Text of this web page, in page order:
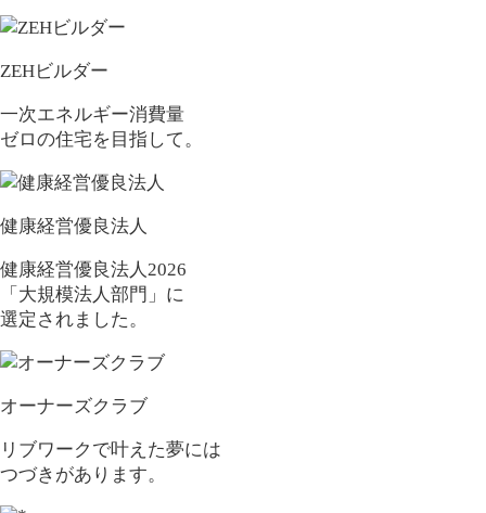
ZEHビルダー
一次エネルギー消費量
ゼロの住宅を目指して。
健康経営優良法人
健康経営優良法人2026
「大規模法人部門」に
選定されました。
オーナーズクラブ
リブワークで叶えた夢には
つづきがあります。